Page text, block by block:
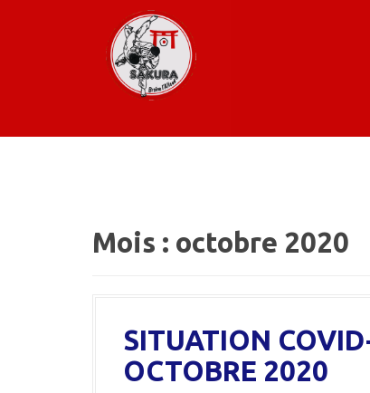
Mois : octobre 2020
SITUATION
OCTOBRE 2020